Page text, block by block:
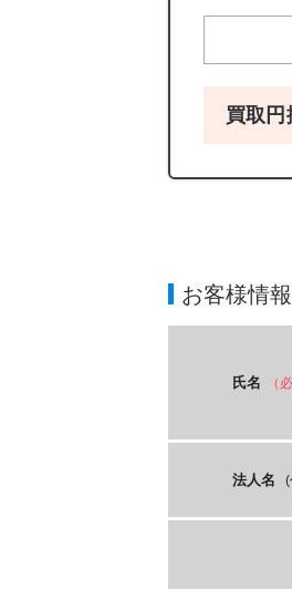
買取円
お客様情
氏名 （
法人名 (